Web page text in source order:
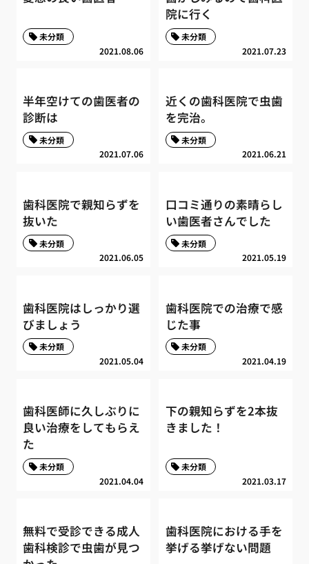
2021.08.06
未分類
院に行く
2021.07.23
未分類
半年空けての歯医者の
診断は
2021.07.06
未分類
近くの歯科医院で虫歯
を完治。
2021.06.21
未分類
歯科医院で親知らずを
抜いた
2021.06.05
未分類
口コミ通りの素晴らし
い歯医者さんでした
2021.05.19
未分類
歯科医院はしっかり選
びましょう
2021.05.04
未分類
歯科医院での治療で感
じた事
2021.04.19
未分類
歯科医師に久しぶりに
良い治療をしてもらえ
た
2021.04.04
未分類
下の親知らずを2本抜
きました！
2021.03.17
未分類
無料で受診できる成人
歯科検診で虫歯が見つ
歯科医院における手を
挙げる挙げない問題